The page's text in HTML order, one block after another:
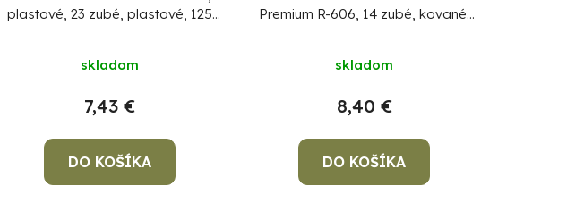
plastové, 23 zubé, plastové, 125
skladom
7,43 €
DO KOŠÍKA
Premium R-606, 14 zubé, kované,
skladom
8,40 €
DO KOŠÍKA